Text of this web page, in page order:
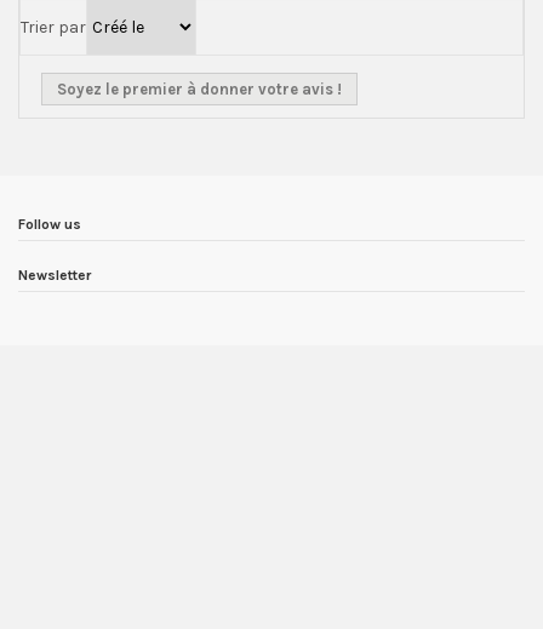
Trier par
Soyez le premier à donner votre avis !
Follow us
Newsletter